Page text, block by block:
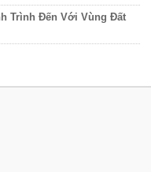
Trình Đến Với Vùng Đất